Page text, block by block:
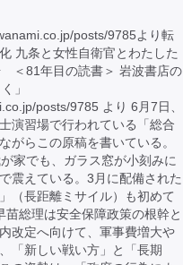
posts/9785より転
九条と女性自衛官とわたした
＜81年目の読書＞ 岩波書店の
」
posts/9785 より 6月7日、
演習場で行われている「総合
がらこの原稿を書いている。
家でも、ガラス窓が小刻みに
震えている。3月に配備された
（長距離ミサイル）も初めて
総理は安全保障政策の根幹と
改定へ向けて、軍事費増大や
「新しい戦い方」と「長期